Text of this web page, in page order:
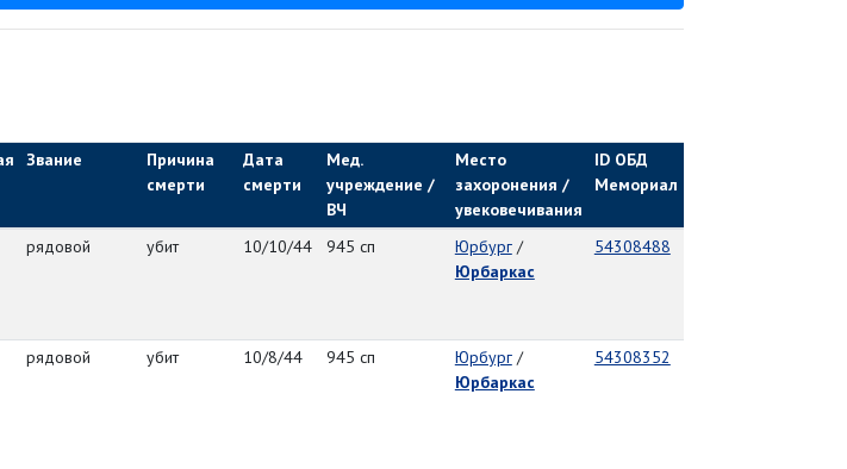
Звание
Причина
смерти
Дата
смерти
Мед.
учреждение /
ВЧ
Место
захоронения /
увековечивания
ID ОБД
Мемориал
рядовой убит 10/10/44 945 сп Юрбург/
Юрбаркас
54308488
рядовой убит 10/8/44 945 сп Юрбург/
Юрбаркас
54308352